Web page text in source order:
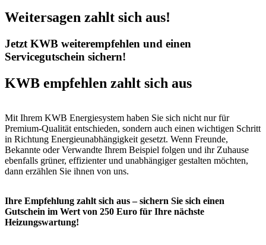
Weitersagen zahlt sich aus!
Jetzt KWB weiterempfehlen und einen
Servicegutschein sichern!
KWB empfehlen zahlt sich aus
Mit Ihrem KWB Energiesystem haben Sie sich nicht nur für
Premium-Qualität entschieden, sondern auch einen wichtigen Schritt
in Richtung Energieunabhängigkeit gesetzt. Wenn Freunde,
Bekannte oder Verwandte Ihrem Beispiel folgen und ihr Zuhause
ebenfalls grüner, effizienter und unabhängiger gestalten möchten,
dann erzählen Sie ihnen von uns.
Ihre Empfehlung zahlt sich aus – sichern Sie sich einen
Gutschein im Wert von 250 Euro für Ihre nächste
Heizungswartung!